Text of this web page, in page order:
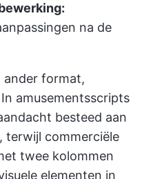
na de
ander format,
amusementsscripts
besteed aan
terwijl commerciële
twee kolommen
elementen in